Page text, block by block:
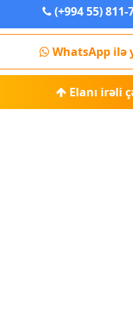
(+994 55) 811-
WhatsApp ilə
Elanı irəli